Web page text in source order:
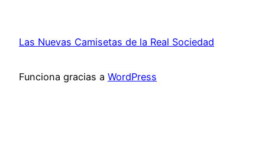
Las Nuevas Camisetas de la Real Sociedad
Funciona gracias a WordPress